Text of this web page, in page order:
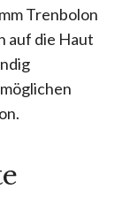
Trenbolon
auf die Haut